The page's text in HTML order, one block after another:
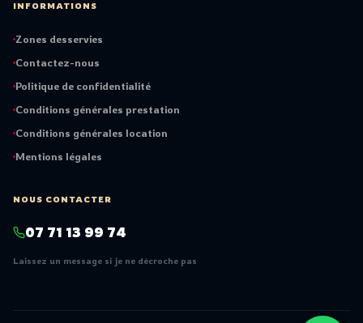
INFORMATIONS
Zones desservies
Contactez-nous
Politique de confidentialité
Conditions générales prestation
Conditions générales location
Mentions légales
NOUS CONTACTER
07 71 13 99 74
Laissez un message si je ne décroche pas